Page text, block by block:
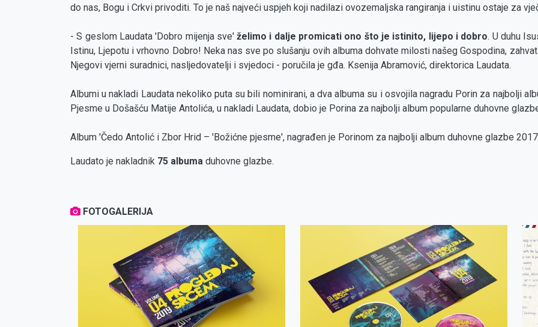
do nas, Bogu i Crkvi privoditi. To je naš najveći uspjeh koji nadilazi ovozemaljska rangiranja i uistinu ostaje za
- S geslom Laudata 'Dobro mijenja sve'želimo i dalje promicati ono što je istinito, lijepo i dobro. U duhu
Istinu, Ljepotu i vrhovno Dobro! Neka nas sve po slušanju ovih albuma dohvate milosti našeg Gospodina,
Njegovi vjerni suradnici, nasljedovatelji i svjedoci - poručila je gđa. Ksenija Abramović, direktorica Laudata.
Albumi u nakladi Laudata nekoliko puta su bili nominirani, a dva albuma su i osvojila nagradu Porin za najbolji
Pjesme u Došašću Matije Antolića, u nakladi Laudata, dobio je Porina za najbolji album popularne duhovne
Album 'Čedo Antolić i Zbor Hrid – 'Božićne pjesme', nagrađen je Porinom za najbolji album duhovne glazbe
Laudato je nakladnik 75 albuma duhovne glazbe.
FOTOGALERIJA